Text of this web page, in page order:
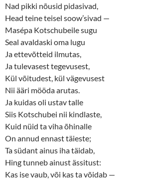
Nad pikki nõusid pidasivad,
Head teine teisel soow’sivad —
Masépa Kotschubeile sugu
Seal avaldaski oma lugu
Ja ettevõtteid ilmutas,
Ja tulevasest tegevusest,
Kül võitudest, kül vägevusest
Nii ääri mööda arutas.
Ja kuidas oli ustav talle
Siis Kotschubei nii kindlaste,
Kuid nüid ta viha õhinalle
On annud ennast täieste;
Ta südant ainus iha täidab,
Hing tunneb ainust ässitust:
Kas ise vaub, või kas ta võidab —